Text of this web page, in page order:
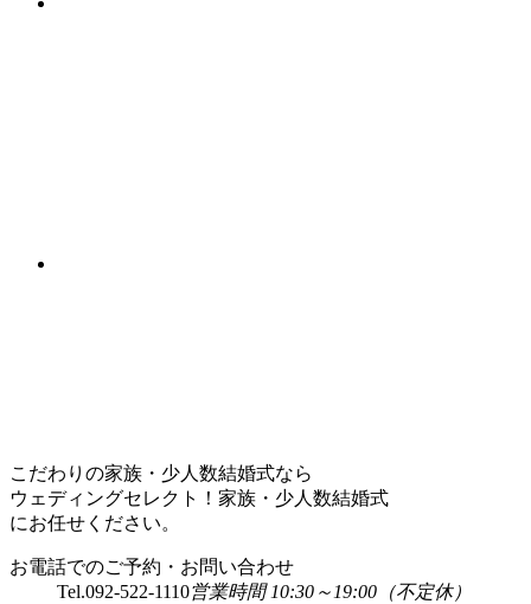
こだわりの家族・少人数結婚式なら
ウェディングセレクト！家族・少人数結婚式
にお任せください。
お電話でのご予約・お問い合わせ
Tel.092-522-1110営業時間 10:30～19:00（不定休）